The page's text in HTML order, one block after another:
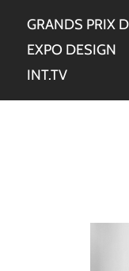
GRANDS PRIX
EXPO DESIGN
INT.TV